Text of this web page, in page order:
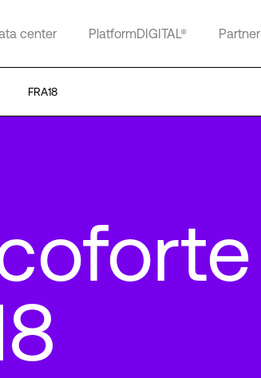
center PlatformDIGITAL® Partner
FRA18